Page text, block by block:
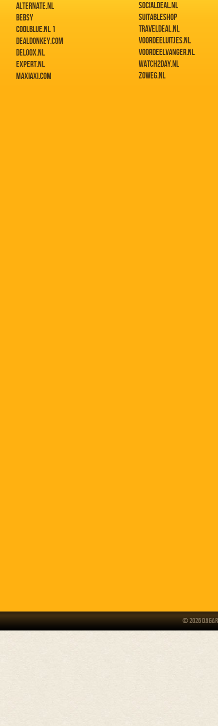
ALTERNATE.NL
BEBSY
COOLBLUE.NL 1
DEALDONKEY.COM
DELOOX.NL
EXPERT.NL
MAXIAXI.COM
SOCIALDEAL.NL
SUITABLESHOP
TRAVELDEAL.NL
VOORDEELUITJES.NL
VOORDEELVANGER.NL
WATCH2DAY.NL
ZOWEG.NL
© 2026